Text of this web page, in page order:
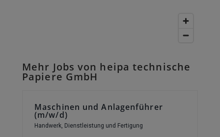
Mehr Jobs von heipa technische
Papiere GmbH
Maschinen und Anlagenführer
(m/w/d)
Handwerk, Dienstleistung und Fertigung